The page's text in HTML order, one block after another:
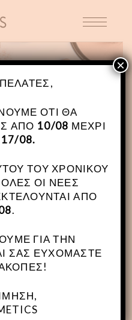
ΌΤΙ ΘΑ
ΑΠΌ 10/08 ΜΈΧΡΙ
17/08.
ΤΟΥ ΧΡΟΝΙΚΟΎ
ΟΙ ΝΈΕΣ
ΑΠΌ
.
ΓΙΑ ΤΗΝ
ΣΑΣ ΕΥΧΌΜΑΣΤΕ
×